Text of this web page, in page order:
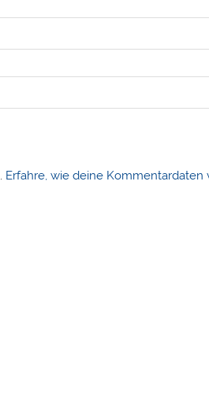
Erfahre, wie deine Kommentardaten